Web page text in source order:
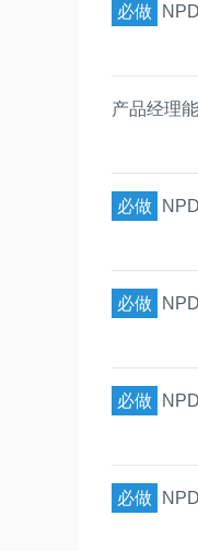
必做
产品经理
必做
必做
必做
必做